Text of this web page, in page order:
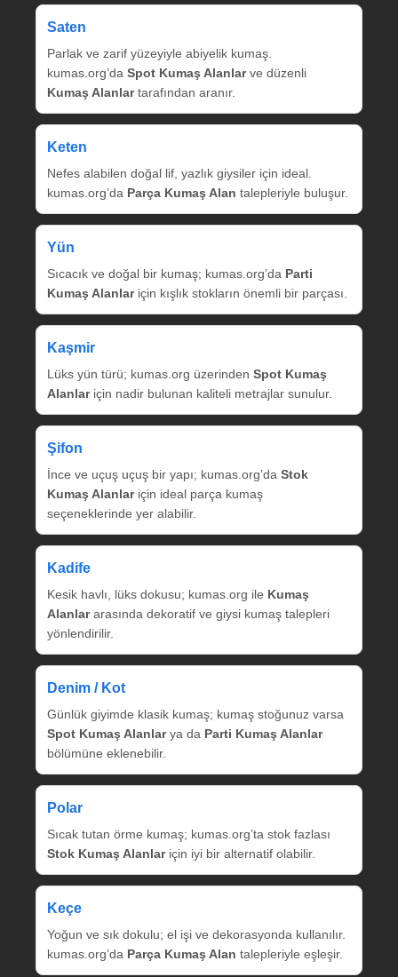
Saten
Parlak ve zarif yüzeyiyle abiyelik kumaş.
kumas.org’da Spot Kumaş Alanlarve düzenli
Kumaş Alanlartarafından aranır.
Keten
Nefes alabilen doğal lif, yazlık giysiler için ideal.
kumas.org’da Parça Kumaş Alan talepleriyle buluşur.
Yün
Sıcacık ve doğal bir kumaş; kumas.org’da Parti
Kumaş Alanlariçin kışlık stokların önemli bir parçası.
Kaşmir
Lüks yün türü; kumas.org üzerinden Spot Kumaş
Alanlariçin nadir bulunan kaliteli metrajlar sunulur.
Şifon
İnce ve uçuş uçuş bir yapı; kumas.org’da Stok
Kumaş Alanlariçin ideal parça kumaş
seçeneklerinde yer alabilir.
Kadife
Kesik havlı, lüks dokusu; kumas.org ile Kumaş
Alanlararasında dekoratif ve giysi kumaş talepleri
yönlendirilir.
Denim / Kot
Günlük giyimde klasik kumaş; kumaş stoğunuz varsa
Spot Kumaş Alanlarya da Parti Kumaş Alanlar
bölümüne eklenebilir.
Polar
Sıcak tutan örme kumaş; kumas.org’ta stok fazlası
Stok Kumaş Alanlariçin iyi bir alternatif olabilir.
Keçe
Yoğun ve sık dokulu; el işi ve dekorasyonda kullanılır.
kumas.org’da Parça Kumaş Alan talepleriyle eşleşir.